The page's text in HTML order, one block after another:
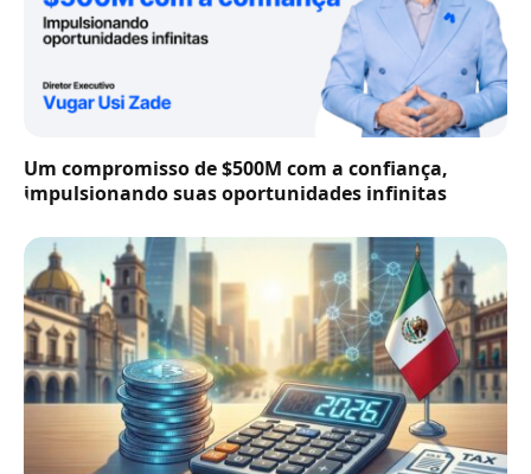
Um compromisso de $500M com a confiança,
impulsionando suas oportunidades infinitas